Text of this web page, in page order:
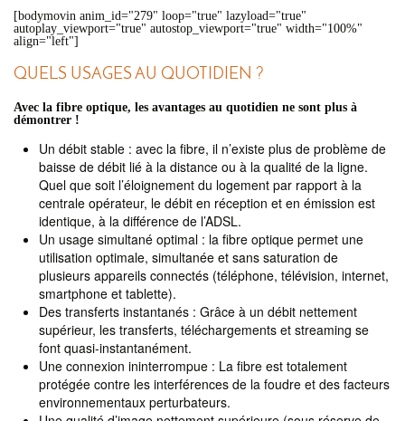
[bodymovin anim_id="279" loop="true" lazyload="true"
autoplay_viewport="true" autostop_viewport="true" width="100%"
align="left"]
QUELS USAGES AU QUOTIDIEN ?
Avec la fibre optique, les avantages au quotidien ne sont plus à
démontrer !
Un débit stable : avec la fibre, il n’existe plus de problème de
baisse de débit lié à la distance ou à la qualité de la ligne.
Quel que soit l’éloignement du logement par rapport à la
centrale opérateur, le débit en réception et en émission est
identique, à la différence de l’ADSL.
Un usage simultané optimal : la fibre optique permet une
utilisation optimale, simultanée et sans saturation de
plusieurs appareils connectés (téléphone, télévision, internet,
smartphone et tablette).
Des transferts instantanés : Grâce à un débit nettement
supérieur, les transferts, téléchargements et streaming se
font quasi-instantanément.
Une connexion ininterrompue : La fibre est totalement
protégée contre les interférences de la foudre et des facteurs
environnementaux perturbateurs.